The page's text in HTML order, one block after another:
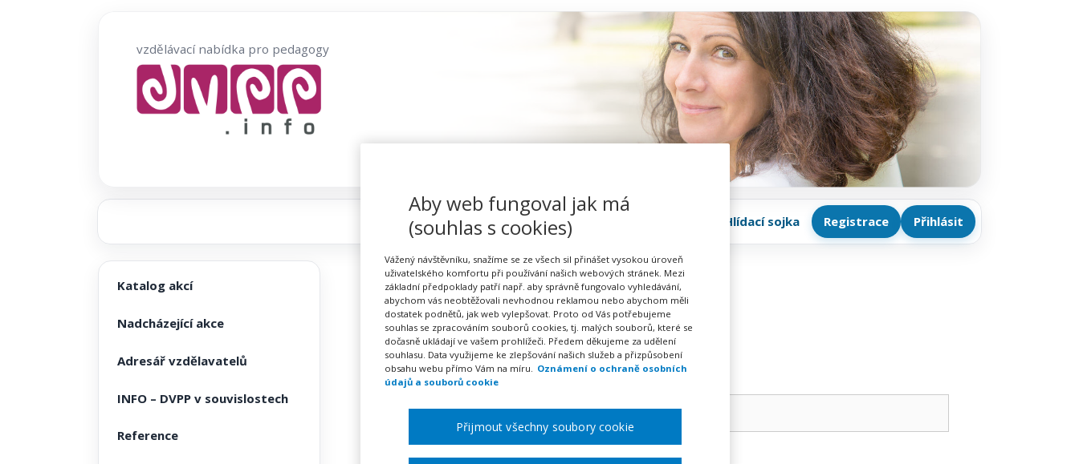
vzdělávací nabídka pro pedagogy
Hlídací sojka Registrace Přihlásit
Přihlásit se
E-mail
Katalog akcí
Nadcházející akce
Adresář vzdělavatelů
INFO – DVPP v souvislostech
Reference
Aby web fungoval jak má
(souhlas s cookies)
Vážený návštěvníku, snažíme se ze všech sil přinášet vysokou úroveň
uživatelského komfortu při používání našich webových stránek. Mezi
základní předpoklady patří např. aby správně fungovalo vyhledávání,
abychom vás neobtěžovali nevhodnou reklamou nebo abychom měli
dostatek podnětů, jak web vylepšovat. Proto od Vás potřebujeme
souhlas se zpracováním souborů cookies, tj. malých souborů, které se
dočasně ukládají ve vašem prohlížeči. Předem děkujeme za udělení
souhlasu. Data využijeme ke zlepšování našich služeb a přizpůsobení
obsahu webu přímo Vám na míru. Oznámení o ochraně osobních
údajů a souborů cookie
Přijmout všechny soubory cookie